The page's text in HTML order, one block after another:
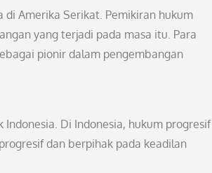
di Amerika Serikat. Pemikiran hukum
yang terjadi pada masa itu. Para
pionir dalam pengembangan
Di Indonesia, hukum progresif
dan berpihak pada keadilan